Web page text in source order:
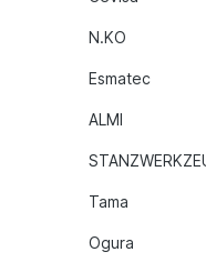
N.KO
Esmatec
ALMI
Tama
Ogura